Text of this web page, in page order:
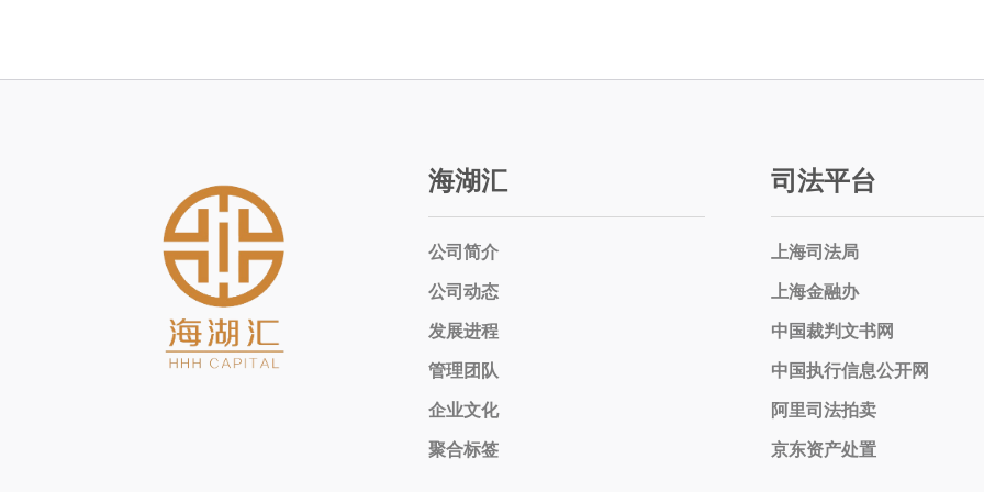
海湖汇
公司简介
公司动态
发展进程
管理团队
企业文化
聚合标签
司法平台
上海司法局
上海金融办
中国裁判文书网
中国执行信息公开网
阿里司法拍卖
京东资产处置